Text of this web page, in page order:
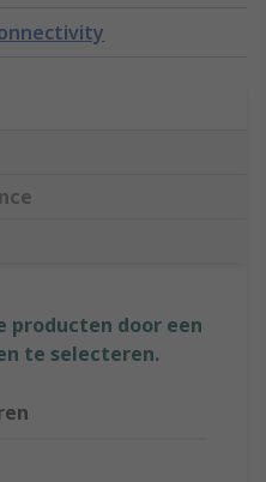
producten door een
te selecteren.